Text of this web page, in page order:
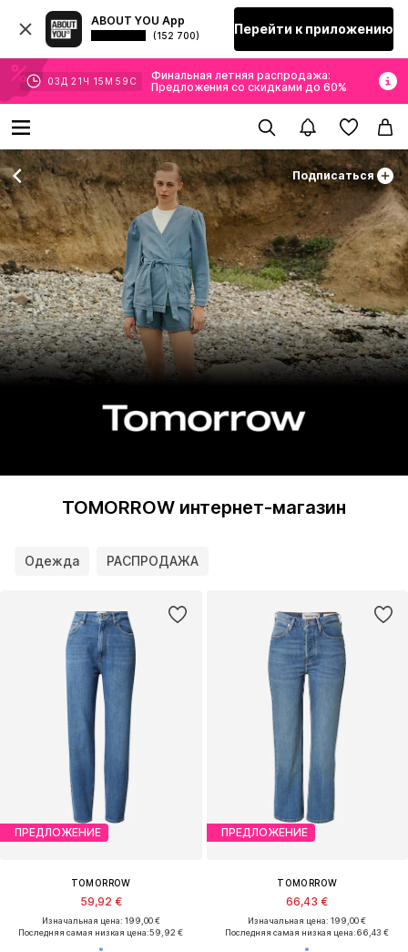
ABOUT YOU App
(152 700) Перейти к приложению
03 Д 21 Ч 15 М 58 С
Финальная летняя распродажа:
Предложения со скидками до 60%
Подписаться
TOMORROW интернет-магазин
Одежда РАСПРОДАЖА
ПРЕДЛОЖЕНИЕ
TOMORROW
59,92 €
Изначальная цена: 199,00 €
Последняя самая низкая цена:59,92 €
ПРЕДЛОЖЕНИЕ
TOMORROW
66,43 €
Изначальная цена: 199,00 €
Последняя самая низкая цена:66,43 €